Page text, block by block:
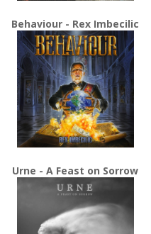
Behaviour - Rex Imbecilic
Urne - A Feast on Sorrow